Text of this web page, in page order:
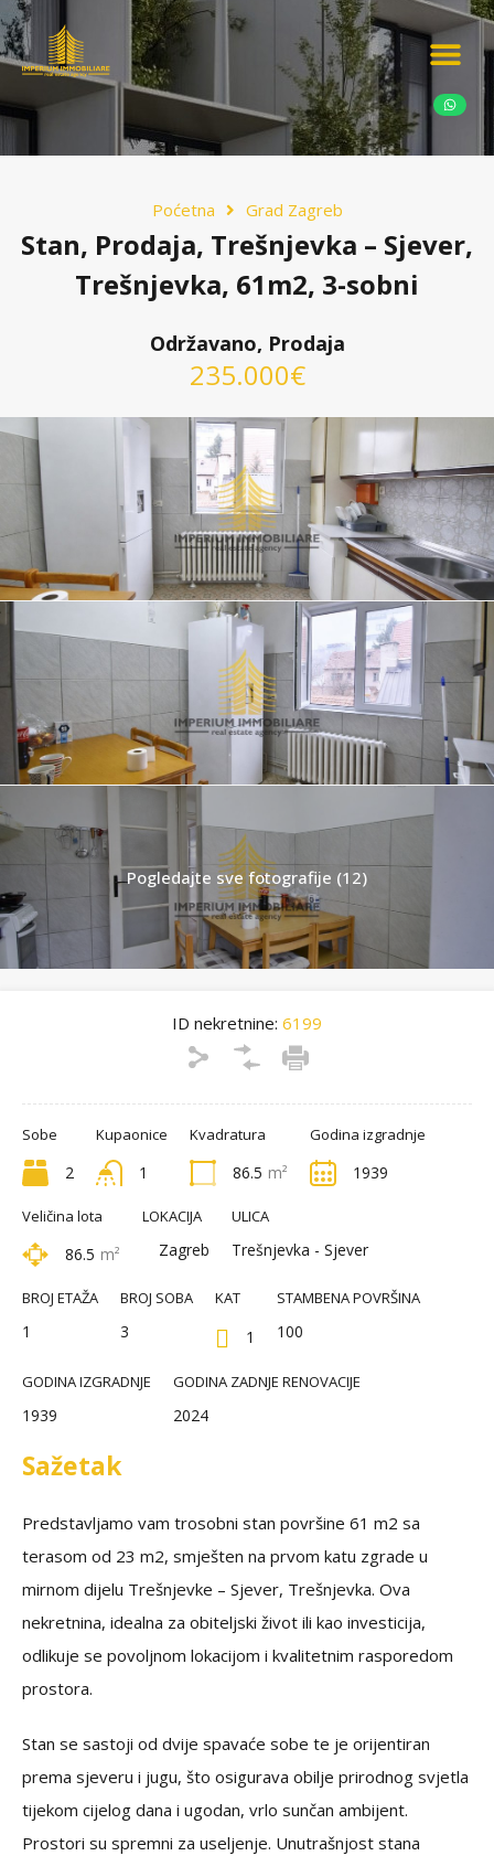
Poćetna Grad Zagreb
Stan, Prodaja, Trešnjevka – Sjever,
Trešnjevka, 61m2, 3-sobni
Održavano, Prodaja
235.000€
Pogledajte sve fotografije (12)
ID nekretnine: 6199
Sobe
2
Kupaonice
1
Kvadratura
86.5 m²
Godina izgradnje
1939
Veličina lota
86.5 m²
LOKACIJA
Zagreb
ULICA
Trešnjevka - Sjever
BROJ ETAŽA
1
BROJ SOBA
3
KAT
1
STAMBENA POVRŠINA
100
GODINA IZGRADNJE
1939
GODINA ZADNJE RENOVACIJE
2024
Sažetak
Predstavljamo vam trosobni stan površine 61 m2 sa
terasom od 23 m2, smješten na prvom katu zgrade u
mirnom dijelu Trešnjevke – Sjever, Trešnjevka. Ova
nekretnina, idealna za obiteljski život ili kao investicija,
odlikuje se povoljnom lokacijom i kvalitetnim rasporedom
prostora.
Stan se sastoji od dvije spavaće sobe te je orijentiran
prema sjeveru i jugu, što osigurava obilje prirodnog svjetla
tijekom cijelog dana i ugodan, vrlo sunčan ambijent.
Prostori su spremni za useljenje. Unutrašnjost stana